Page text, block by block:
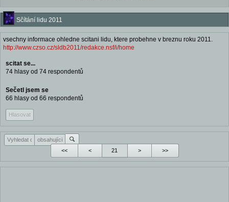
Sčítání lidu 2011
vsechny informace ohledne scitani lidu, ktere probehne v breznu roku 2011.
http://www.czso.cz/sldb2011/redakce.nsf/i/home
scitat se...
74 hlasy od 74 respondentů
Sečetl jsem se
66 hlasy od 66 respondentů
Hlasovat
<< < > >>